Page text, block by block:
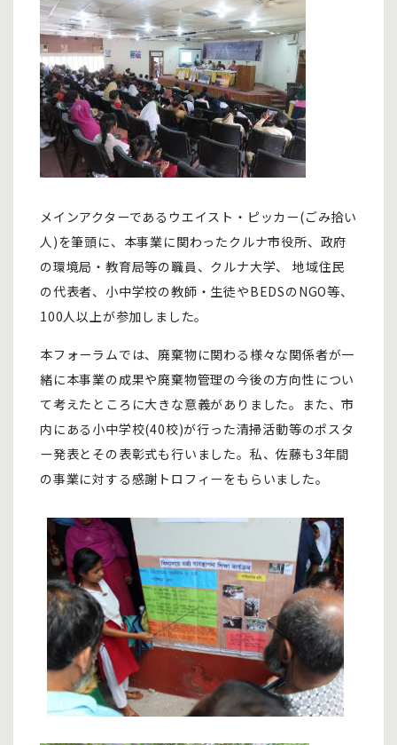
メインアクターであるウエイスト・ピッカー(ごみ拾い
人)を筆頭に、本事業に関わったクルナ市役所、政府
の環境局・教育局等の職員、クルナ大学、 地域住民
の代表者、小中学校の教師・生徒やBEDSのNGO等、
100人以上が参加しました。
本フォーラムでは、廃棄物に関わる様々な関係者が一
緒に本事業の成果や廃棄物管理の今後の方向性につい
て考えたところに大きな意義がありました。また、市
内にある小中学校(40校)が行った清掃活動等のポスタ
ー発表とその表彰式も行いました。私、佐藤も3年間
の事業に対する感謝トロフィーをもらいました。